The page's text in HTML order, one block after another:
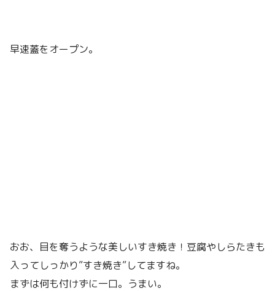
早速蓋をオープン。
おお、目を奪うような美しいすき焼き！豆腐やしらたきも
入ってしっかり”すき焼き”してますね。
まずは何も付けずに一口。うまい。